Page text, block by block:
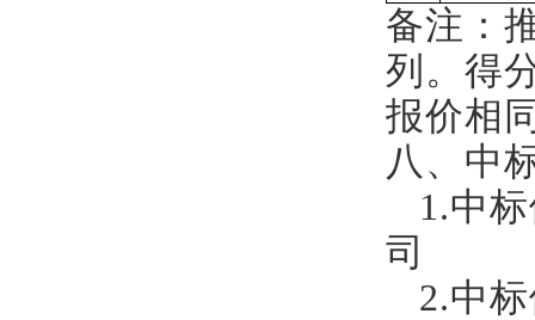
备注：
列。得
报价相
八、中
1.中
司
2.中